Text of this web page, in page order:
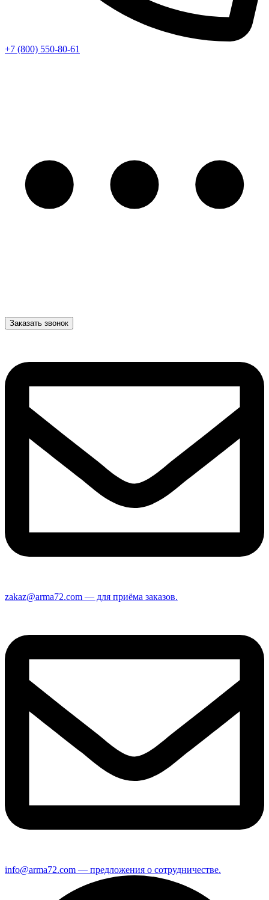
+7 (800) 550-80-61
Заказать звонок
zakaz@arma72.com — для приёма заказов.
info@arma72.com — предложения о сотрудничестве.